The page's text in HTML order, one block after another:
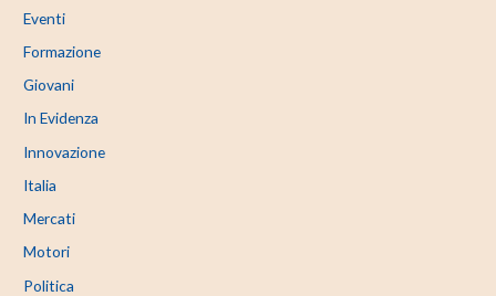
Eventi
Formazione
Giovani
In Evidenza
Innovazione
Italia
Mercati
Motori
Politica